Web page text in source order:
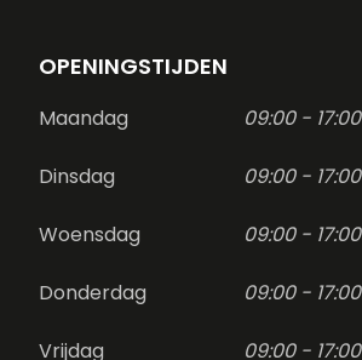
OPENINGSTIJDEN
Maandag 09:00 - 17:00
Dinsdag 09:00 - 17:00
Woensdag 09:00 - 17:00
Donderdag 09:00 - 17:00
Vrijdag 09:00 - 17:00